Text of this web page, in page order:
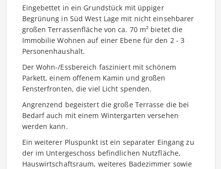
Eingebettet in ein Grundstück mit üppiger
Begrünung in Süd West Lage mit nicht einsehbarer
großen Terrassenfläche von ca. 70 m² bietet die
Immobilie Wohnen auf einer Ebene für den 2 - 3
Personenhaushalt.
Der Wohn-/Essbereich fasziniert mit schönem
Parkett, einem offenem Kamin und großen
Fensterfronten, die viel Licht spenden.
Angrenzend begeistert die große Terrasse die bei
Bedarf auch mit einem Wintergarten versehen
werden kann.
Ein weiterer Pluspunkt ist ein separater Eingang zu
der im Untergeschoss befindlichen Nutzfläche,
Hauswirtschaftsraum, weiteres Badezimmer sowie